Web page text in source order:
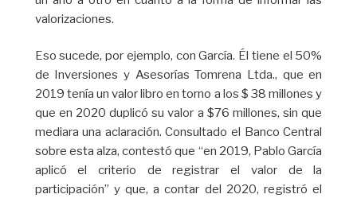
valorizaciones.
Eso sucede, por ejemplo, con García. Él tiene el 50%
de Inversiones y Asesorías Tomrena Ltda., que en
2019 tenía un valor libro en torno a los $ 38 millones y
que en 2020 duplicó su valor a $76 millones, sin que
mediara una aclaración. Consultado el Banco Central
sobre esta alza, contestó que “en 2019, Pablo García
aplicó el criterio de registrar el valor de la
participación” y que, a contar del 2020, registró el